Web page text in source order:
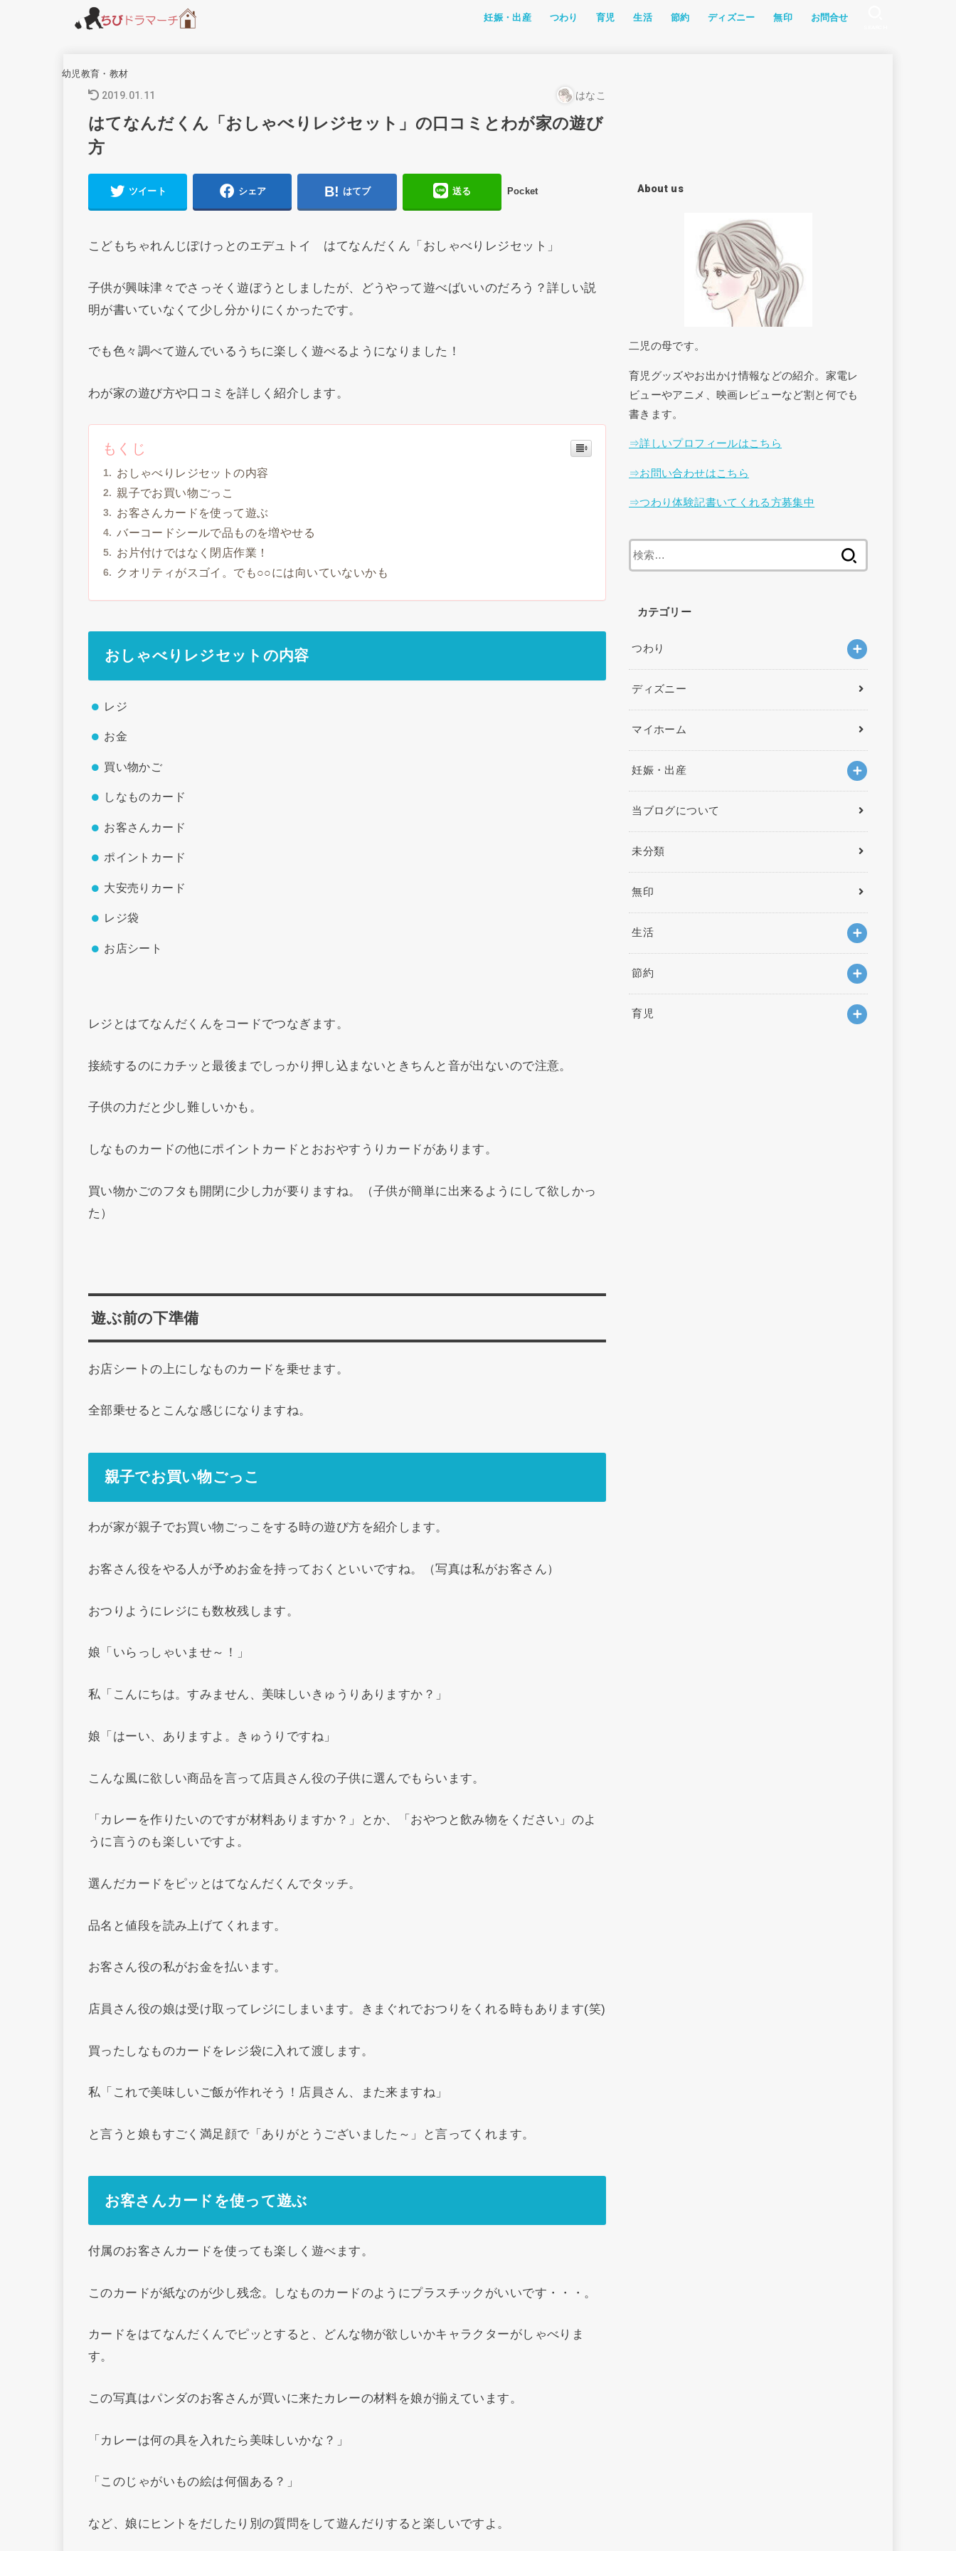
妊娠・出産 つわり 育児 生活 節約 ディズニー 無印 お問合せ
幼児教育・教材
2019.01.11 はなこ
はてなんだくん「おしゃべりレジセット」の口コミとわが家の遊び
方
ツイート シェア はてブ 送る Pocket
こどもちゃれんじぽけっとのエデュトイ はてなんだくん「おしゃべりレジセット」
子供が興味津々でさっそく遊ぼうとしましたが、どうやって遊べばいいのだろう？詳しい説
明が書いていなくて少し分かりにくかったです。
でも色々調べて遊んでいるうちに楽しく遊べるようになりました！
わが家の遊び方や口コミを詳しく紹介します。
もくじ
おしゃべりレジセットの内容
親子でお買い物ごっこ
お客さんカードを使って遊ぶ
バーコードシールで品ものを増やせる
お片付けではなく閉店作業！
クオリティがスゴイ。でも○○には向いていないかも
おしゃべりレジセットの内容
レジ
お金
買い物かご
しなものカード
お客さんカード
ポイントカード
大安売りカード
レジ袋
お店シート
レジとはてなんだくんをコードでつなぎます。
接続するのにカチッと最後までしっかり押し込まないときちんと音が出ないので注意。
子供の力だと少し難しいかも。
しなものカードの他にポイントカードとおおやすうりカードがあります。
買い物かごのフタも開閉に少し力が要りますね。（子供が簡単に出来るようにして欲しかっ
た）
遊ぶ前の下準備
お店シートの上にしなものカードを乗せます。
全部乗せるとこんな感じになりますね。
親子でお買い物ごっこ
わが家が親子でお買い物ごっこをする時の遊び方を紹介します。
お客さん役をやる人が予めお金を持っておくといいですね。（写真は私がお客さん）
おつりようにレジにも数枚残します。
娘「いらっしゃいませ～！」
私「こんにちは。すみません、美味しいきゅうりありますか？」
娘「はーい、ありますよ。きゅうりですね」
こんな風に欲しい商品を言って店員さん役の子供に選んでもらいます。
「カレーを作りたいのですが材料ありますか？」とか、「おやつと飲み物をください」のよ
うに言うのも楽しいですよ。
選んだカードをピッとはてなんだくんでタッチ。
品名と値段を読み上げてくれます。
お客さん役の私がお金を払います。
店員さん役の娘は受け取ってレジにしまいます。きまぐれでおつりをくれる時もあります(笑)
買ったしなものカードをレジ袋に入れて渡します。
私「これで美味しいご飯が作れそう！店員さん、また来ますね」
と言うと娘もすごく満足顔で「ありがとうございました～」と言ってくれます。
お客さんカードを使って遊ぶ
付属のお客さんカードを使っても楽しく遊べます。
このカードが紙なのが少し残念。しなものカードのようにプラスチックがいいです・・・。
カードをはてなんだくんでピッとすると、どんな物が欲しいかキャラクターがしゃべりま
す。
この写真はパンダのお客さんが買いに来たカレーの材料を娘が揃えています。
「カレーは何の具を入れたら美味しいかな？」
「このじゃがいもの絵は何個ある？」
など、娘にヒントをだしたり別の質問をして遊んだりすると楽しいですよ。
About us
二児の母です。
育児グッズやお出かけ情報などの紹介。家電レ
ビューやアニメ、映画レビューなど割と何でも
書きます。
⇒詳しいプロフィールはこちら
⇒お問い合わせはこちら
⇒つわり体験記書いてくれる方募集中
索
カテゴリー
つわり
ディズニー
マイホーム
妊娠・出産
当ブログについて
未分類
無印
生活
節約
育児